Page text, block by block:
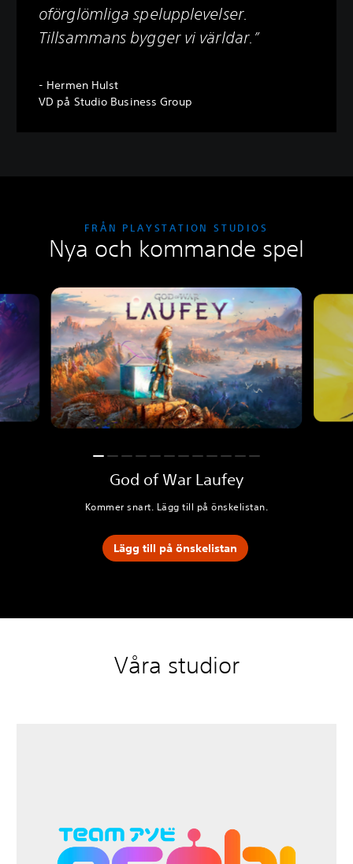
oförglömliga spelupplevelser.
Tillsammans bygger vi världar.”
- Hermen Hulst
VD på Studio Business Group
FRÅN PLAYSTATION STUDIOS
Nya och kommande spel
God of War Laufey
Kommer snart. Lägg till på önskelistan.
Lägg till på önskelistan
Våra studior